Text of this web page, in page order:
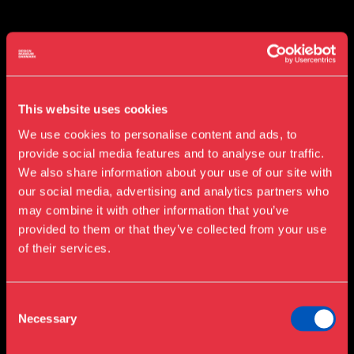
This website uses cookies
We use cookies to personalise content and ads, to
provide social media features and to analyse our traffic.
We also share information about your use of our site with
our social media, advertising and analytics partners who
may combine it with other information that you’ve
provided to them or that they’ve collected from your use
of their services.
Selection
Necessary
Roy Lichtenstein, Håbløst, 1964
tegneserieunivers, hvor både farverne, det grafiske
udtryk og taleboblen leder tankerne i retning af
klassiske tegneseriestriber.
Amerikanske Roy Lichtenstein var en af de centrale
kunstnere inden for Popkunstbevægelsen og i lighed
med Andy Warhol overførte han ikoner og det visuelle
udtryk fra populærkulturen til kunstens verden.
malerier, der tager udgangspunkt i det visuelle udtryk
fra 1940’erne og 1950’ernes amerikanske tegneserier.
Han overførte trykteknikkens skematik, som udgøres